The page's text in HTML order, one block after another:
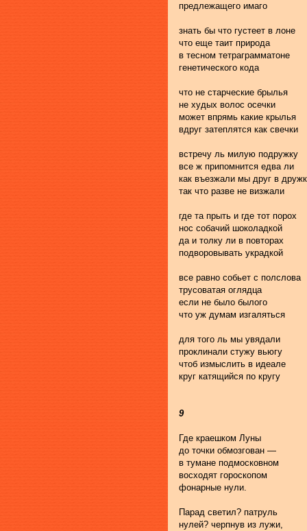
предлежащего имаго
знать бы что густеет в лоне
что еще таит природа
в тесном тетраграмматоне
генетического кода
что не старческие брылья
не худых волос осечки
может впрямь какие крылья
вдруг затеплятся как свечки
встречу ль милую подружку
все ж припомнится едва ли
как въезжали мы друг в
так что разве не визжали
где та прыть и где тот порох
нос собачий шоколадкой
да и толку ли в повторах
подворовывать украдкой
все равно собьет с полслова
трусоватая оглядца
если не было былого
что уж думам изгаляться
для того ль мы увядали
проклинали стужу вьюгу
чтоб измыслить в идеале
круг катящийся по кругу
9
Где краешком Луны
до точки обмозгован —
в тумане подмосковном
восходят гороскопом
фонарные нули.
Парад светил? патруль
нулей? черпнув из лужи,